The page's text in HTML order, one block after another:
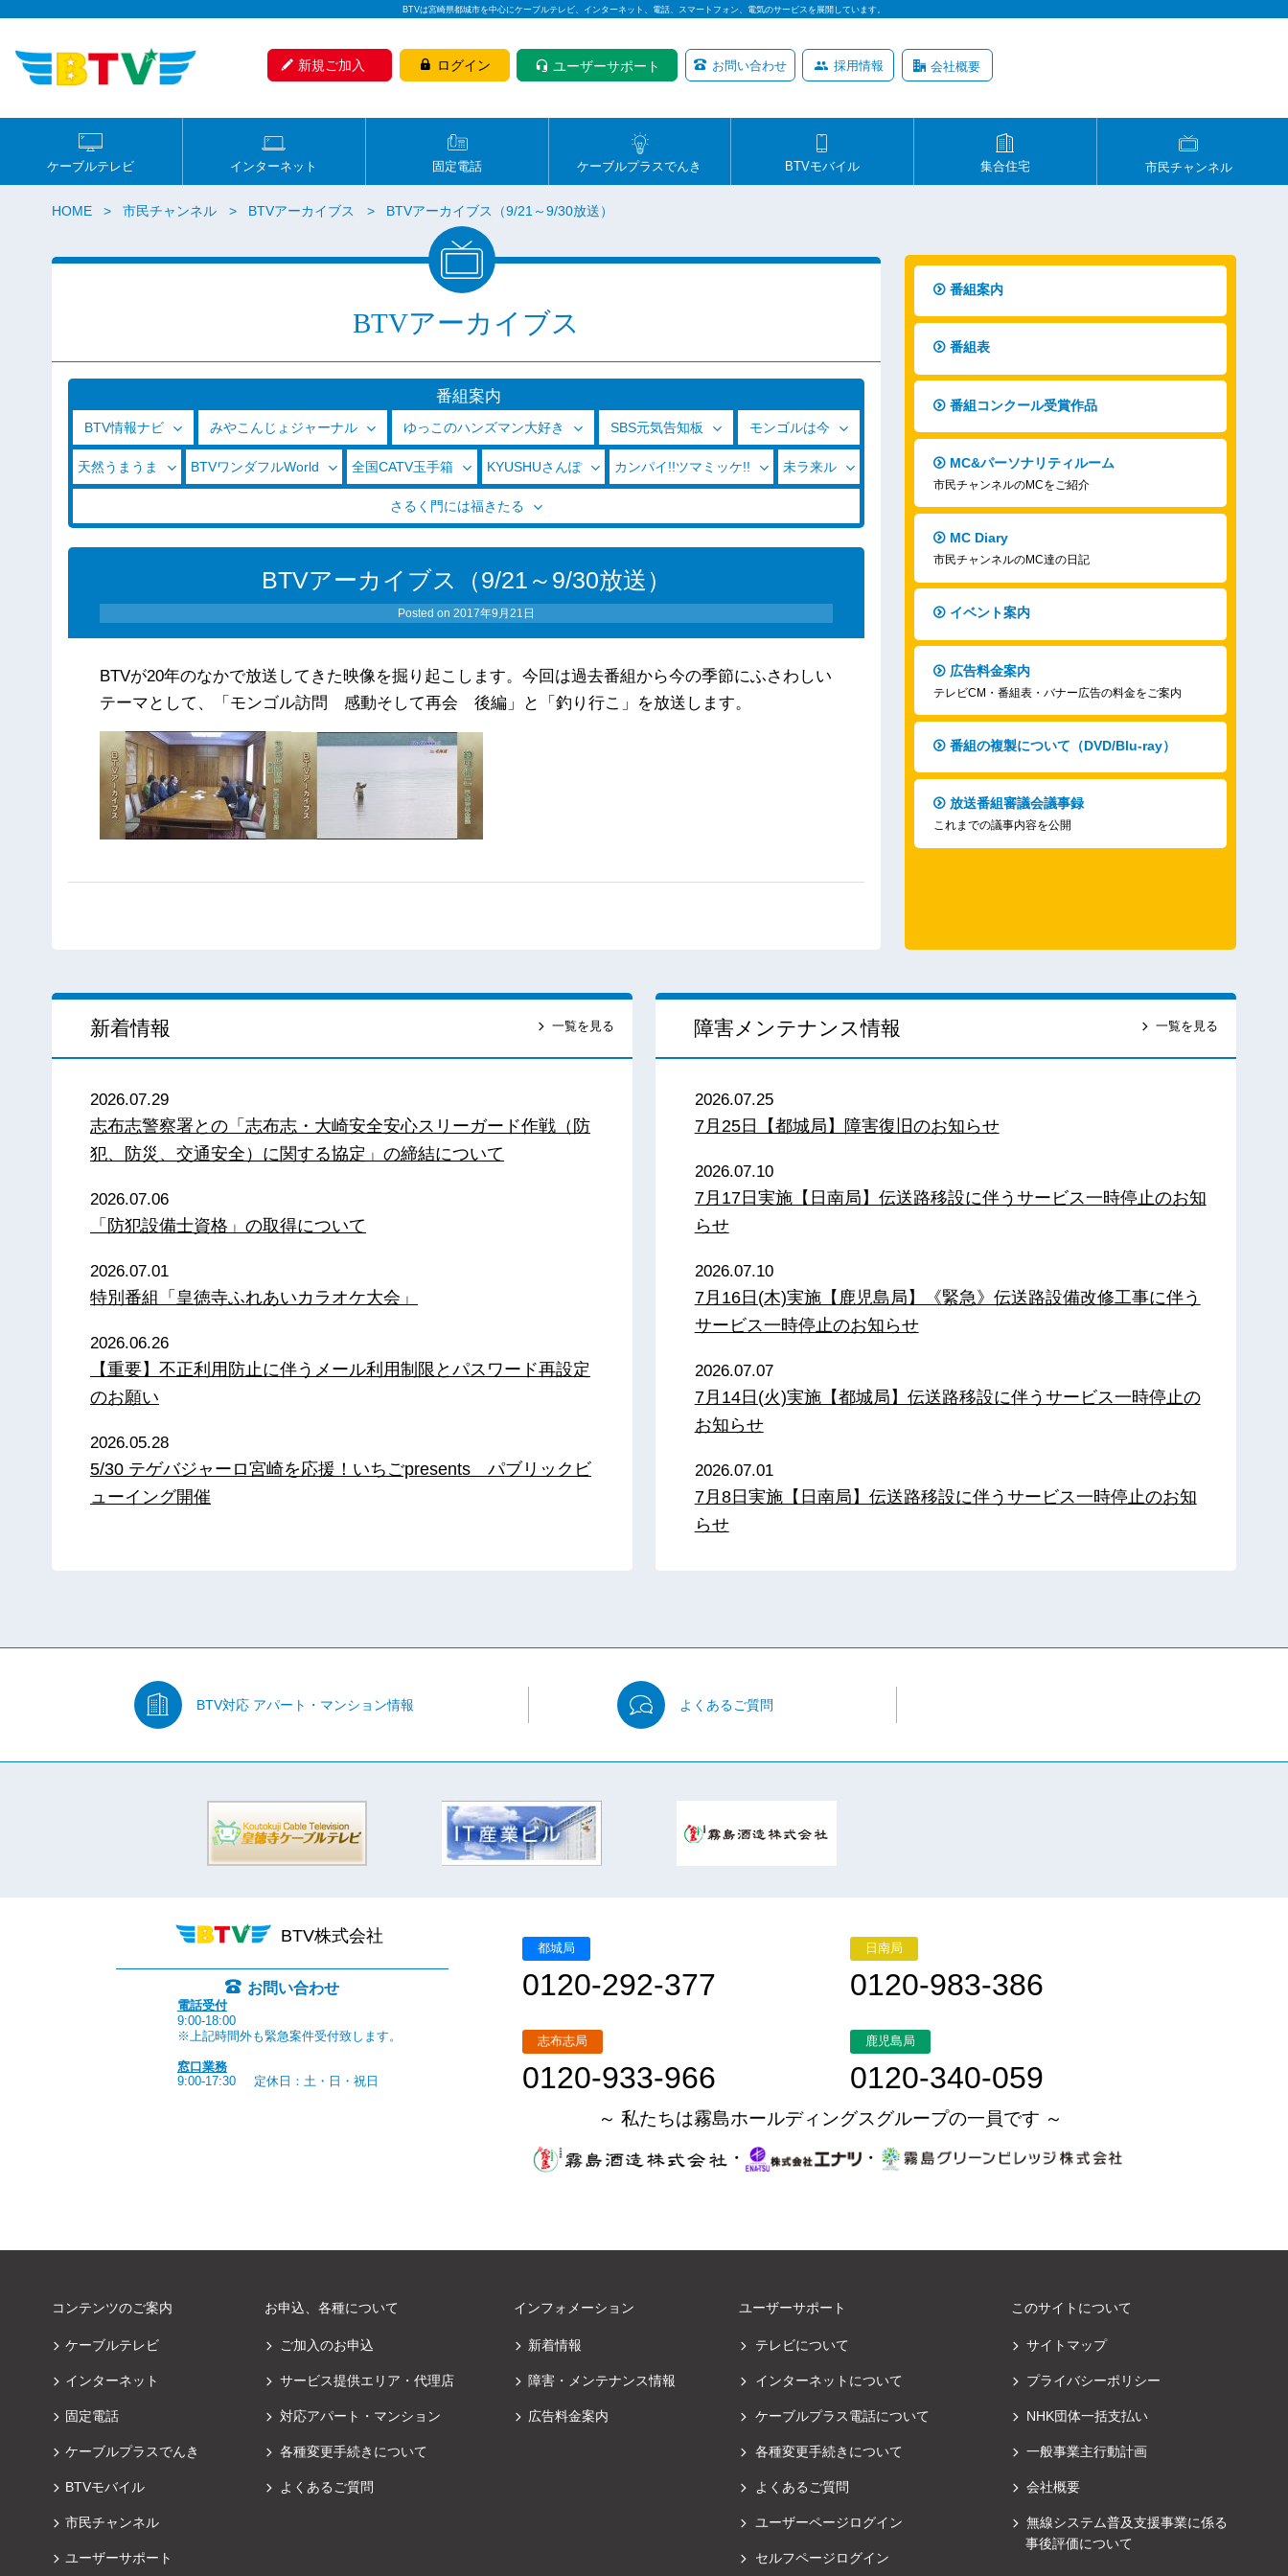
BTVは宮崎県都城市を中心にケーブルテレビ、インターネット、電話、スマートフォン、電気のサービスを展開しています。
新規ご加入 ログイン ユーザーサポート お問い合わせ 採用情報 会社概要
ケーブルテレビ インターネット 固定電話 ケーブルプラスでんき BTVモバイル 集合住宅 市民チャンネル
HOME 市民チャンネル BTVアーカイブス BTVアーカイブス（9/21～9/30放送）
BTVアーカイブス
番組案内
BTV情報ナビ みやこんじょジャーナル ゆっこのハンズマン大好き SBS元気告知板 モンゴルは今
天然うまうま BTVワンダフルWorld 全国CATV玉手箱 KYUSHUさんぽ カンパイ!!ツマミッケ!! 未ラ来ル
さるく門には福きたる
BTVアーカイブス（9/21～9/30放送）
Posted on2017年9月21日
BTVが20年のなかで放送してきた映像を掘り起こします。今回は過去番組から今の季節にふさわしい
テーマとして、「モンゴル訪問 感動そして再会 後編」と「釣り行こ」を放送します。
番組案内
番組表
番組コンクール受賞作品
MC&パーソナリティルーム
市民チャンネルのMCをご紹介
MC Diary
市民チャンネルのMC達の日記
イベント案内
広告料金案内
テレビCM・番組表・バナー広告の料金をご案内
番組の複製について（DVD/Blu-ray）
放送番組審議会議事録
これまでの議事内容を公開
新着情報 一覧を見る
2026.07.29
志布志警察署との「志布志・大崎安全安心スリーガード作戦（防
犯、防災、交通安全）に関する協定」の締結について
2026.07.06
「防犯設備士資格」の取得について
2026.07.01
特別番組「皇徳寺ふれあいカラオケ大会」
2026.06.26
【重要】不正利用防止に伴うメール利用制限とパスワード再設定
のお願い
2026.05.28
5/30 テゲバジャーロ宮崎を応援！いちごpresents パブリックビ
ューイング開催
障害メンテナンス情報 一覧を見る
2026.07.25
7月25日【都城局】障害復旧のお知らせ
2026.07.10
7月17日実施【日南局】伝送路移設に伴うサービス一時停止のお知
らせ
2026.07.10
7月16日(木)実施【鹿児島局】《緊急》伝送路設備改修工事に伴う
サービス一時停止のお知らせ
2026.07.07
7月14日(火)実施【都城局】伝送路移設に伴うサービス一時停止の
お知らせ
2026.07.01
7月8日実施【日南局】伝送路移設に伴うサービス一時停止のお知
らせ
BTV対応 アパート・マンション情報 よくあるご質問
BTV株式会社
お問い合わせ
電話受付
9:00-18:00
※上記時間外も緊急案件受付致します。
窓口業務
9:00-17:30
定休日：土・日・祝日
都城局
0120-292-377
日南局
0120-983-386
志布志局
0120-933-966
鹿児島局
0120-340-059
～ 私たちは霧島ホールディングスグループの一員です ～
・
・
コンテンツのご案内
ケーブルテレビ
インターネット
固定電話
ケーブルプラスでんき
BTVモバイル
市民チャンネル
ユーザーサポート
お申込、各種について
ご加入のお申込
サービス提供エリア・代理店
対応アパート・マンション
各種変更手続きについて
よくあるご質問
インフォメーション
新着情報
障害・メンテナンス情報
広告料金案内
ユーザーサポート
テレビについて
インターネットについて
ケーブルプラス電話について
各種変更手続きについて
よくあるご質問
ユーザーページログイン
セルフページログイン
このサイトについて
サイトマップ
プライバシーポリシー
NHK団体一括支払い
一般事業主行動計画
会社概要
無線システム普及支援事業に係る
事後評価について